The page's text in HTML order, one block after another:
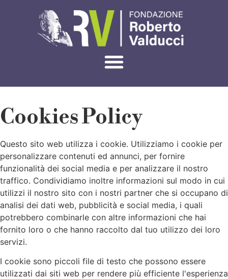
Cookies Policy
Questo sito web utilizza i cookie. Utilizziamo i cookie per
personalizzare contenuti ed annunci, per fornire
funzionalità dei social media e per analizzare il nostro
traffico. Condividiamo inoltre informazioni sul modo in cui
utilizzi il nostro sito con i nostri partner che si occupano di
analisi dei dati web, pubblicità e social media, i quali
potrebbero combinarle con altre informazioni che hai
fornito loro o che hanno raccolto dal tuo utilizzo dei loro
servizi.
I cookie sono piccoli file di testo che possono essere
utilizzati dai siti web per rendere più efficiente l'esperienza